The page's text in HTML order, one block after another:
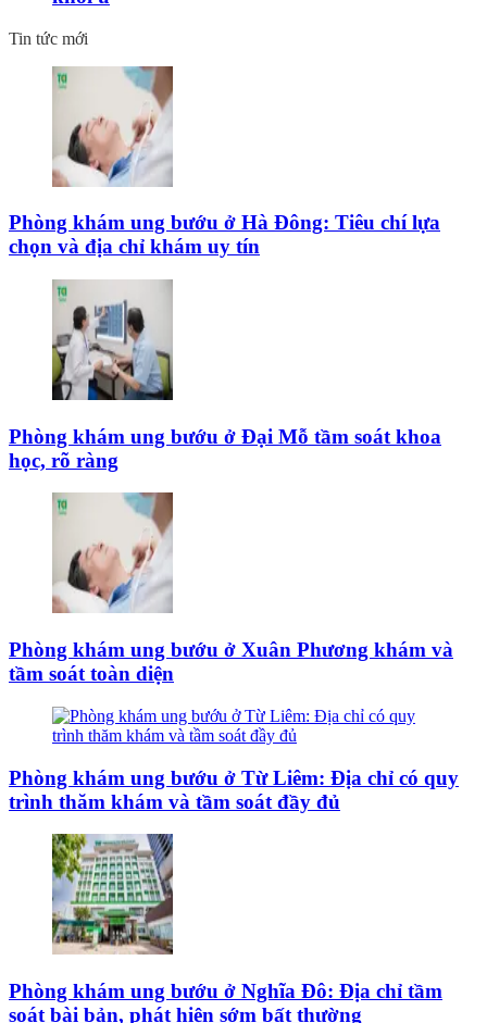
Tin tức mới
Phòng khám ung bướu ở Hà Đông: Tiêu chí lựa
chọn và địa chỉ khám uy tín
Phòng khám ung bướu ở Đại Mỗ tầm soát khoa
học, rõ ràng
Phòng khám ung bướu ở Xuân Phương khám và
tầm soát toàn diện
Phòng khám ung bướu ở Từ Liêm: Địa chỉ có quy
trình thăm khám và tầm soát đầy đủ
Phòng khám ung bướu ở Nghĩa Đô: Địa chỉ tầm
soát bài bản, phát hiện sớm bất thường